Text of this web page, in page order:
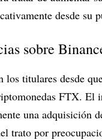
desde su
sobre
los titulares desde
FTX. El
una adquisición
trato por